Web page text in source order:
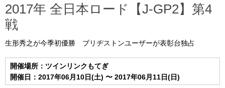
ポイント ランキング
2017年 全日本ロード【J-GP2】第4
戦
生形秀之が今季初優勝 ブリヂストンユーザーが表彰台独占
開催場所：ツインリンクもてぎ
開催日：2017年06月10日(土) 〜 2017年06月11日(日)